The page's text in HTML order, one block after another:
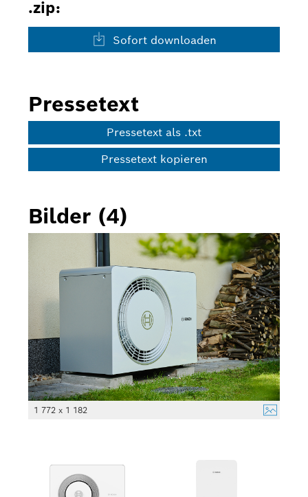
.zip:
Sofort downloaden
Pressetext
Pressetext als .txt
Pressetext kopieren
Bilder (4)
1 772 x 1 182